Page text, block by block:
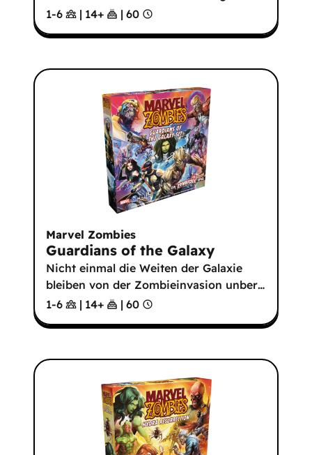
1-6
| 14+ | 60
Marvel Zombies
Guardians of the Galaxy
Nicht einmal die Weiten der Galaxie
bleiben von der Zombieinvasion unber…
1-6
| 14+ | 60